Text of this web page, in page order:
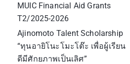
MUIC Financial Aid Grants
T2/2025-2026
Ajinomoto Talent Scholarship
“ทุนอายิโนะโมะโต๊ะ เพื่อผู้เรียน
ดีมีศักยภาพเป็นเลิศ”